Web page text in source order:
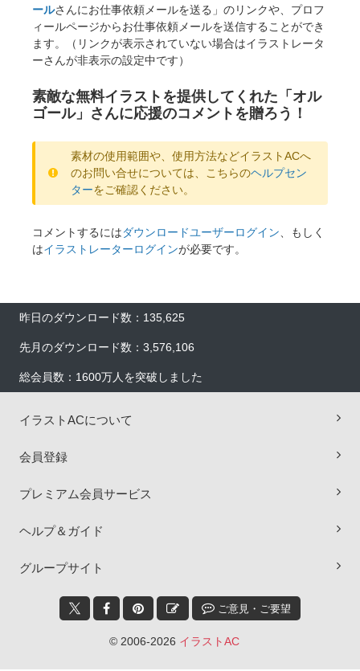
ールさんにお仕事依頼メールを送る」のリンクや、プロフ
ィールページからお仕事依頼メールを送信することができ
ます。（リンクが表示されていない場合はイラストレータ
ーさんが非表示の設定中です）
素敵な無料イラストを提供してくれた「オル
ゴール」さんに応援のコメントを贈ろう！
素材の使用範囲や、使用方法などイラストACへ
のお問い合せについては、こちらのヘルプセン
ターをご確認ください。
コメントするにはダウンロードユーザーログイン 、もしく
はイラストレーターログインが必要です。
昨日のダウンロード数：135,625
先月のダウンロード数：3,576,106
総会員数：1600万人を突破しました
イラストACについて
会員登録
プレミアム会員サービス
ヘルプ＆ガイド
グループサイト
ご意見・ご要望
© 2006-2026 イラストAC